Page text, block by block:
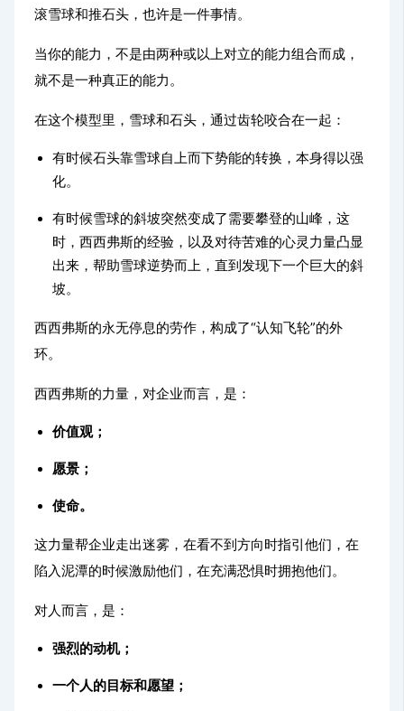
滚雪球和推石头，也许是一件事情。
当你的能力，不是由两种或以上对立的能力组合而成，
就不是一种真正的能力。
在这个模型里，雪球和石头，通过齿轮咬合在一起：
有时候石头靠雪球自上而下势能的转换，本身得以强
化。
有时候雪球的斜坡突然变成了需要攀登的山峰，这
时，西西弗斯的经验，以及对待苦难的心灵力量凸显
出来，帮助雪球逆势而上，直到发现下一个巨大的斜
坡。
西西弗斯的永无停息的劳作，构成了“认知飞轮”的外
环。
西西弗斯的力量，对企业而言，是：
价值观；
愿景；
使命。
这力量帮企业走出迷雾，在看不到方向时指引他们，在
陷入泥潭的时候激励他们，在充满恐惧时拥抱他们。
对人而言，是：
强烈的动机；
一个人的目标和愿望；